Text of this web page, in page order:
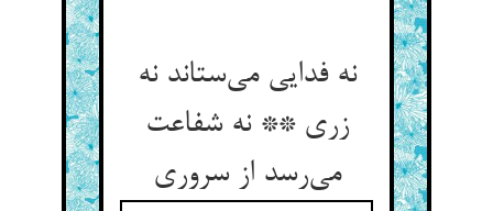
نه فدایی می‌ستاند نه
زری ** نه شفاعت
می‌رسد از سروری